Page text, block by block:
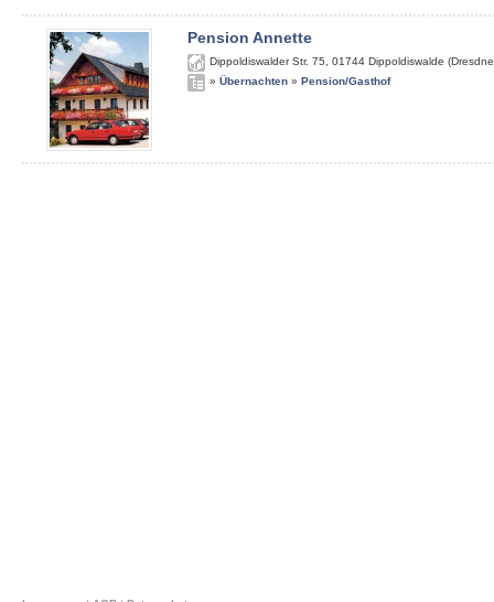
Pension Annette
Dippoldiswalder Str. 75 01744 Dippoldiswalde
» Übernachten » Pension/Gasthof